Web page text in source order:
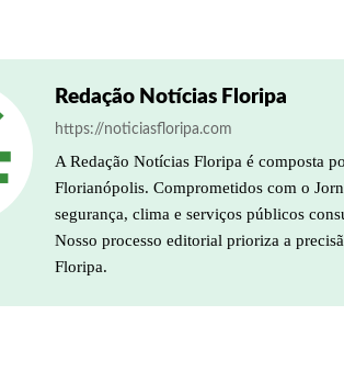
Redação Notícias Floripa
https://noticiasfloripa.com
A Redação Notícias Floripa é composta
Florianópolis. Comprometidos com o
segurança, clima e serviços públicos
Nosso processo editorial prioriza a
Floripa.